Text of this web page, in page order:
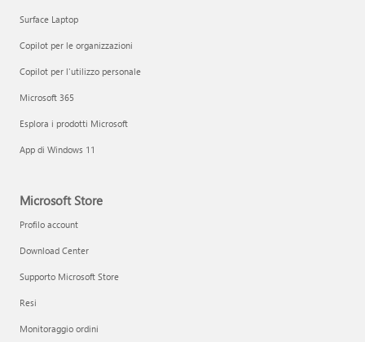
Surface Laptop
Copilot per le organizzazioni
Copilot per l'utilizzo personale
Microsoft 365
Esplora i prodotti Microsoft
App di Windows 11
Microsoft Store
Profilo account
Download Center
Supporto Microsoft Store
Resi
Monitoraggio ordini